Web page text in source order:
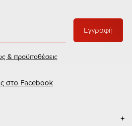
Εγγραφή
& προϋποθέσεις
στο Facebook